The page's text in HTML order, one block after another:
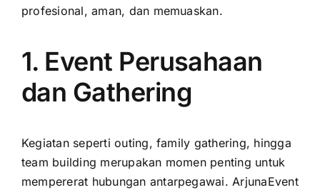
profesional, aman, dan memuaskan.
1. Event Perusahaan
dan Gathering
Kegiatan seperti outing, family gathering, hingga
team building merupakan momen penting untuk
mempererat hubungan antarpegawai. ArjunaEvent